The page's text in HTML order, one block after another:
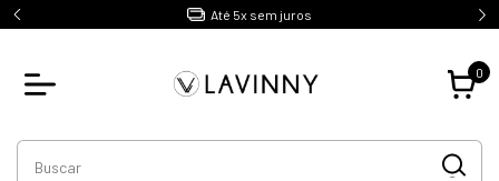
Até 5x sem juros
0